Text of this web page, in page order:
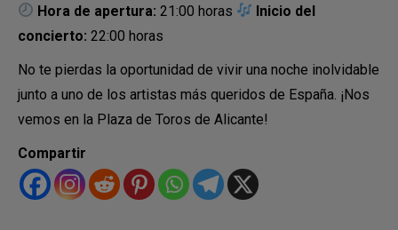
Hora de apertura: 21:00 horas
Inicio del
concierto: 22:00 horas
No te pierdas la oportunidad de vivir una noche inolvidable
junto a uno de los artistas más queridos de España. ¡Nos
vemos en la Plaza de Toros de Alicante!
Compartir